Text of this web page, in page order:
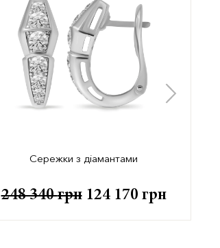
Сережки з діамантами
248 340грн 124 170 грн